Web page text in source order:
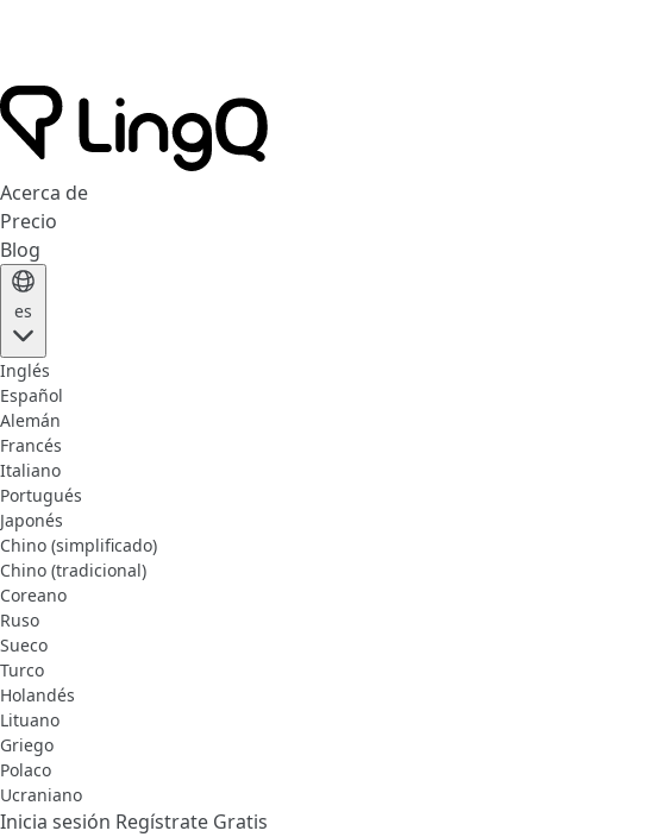
Acerca de
Precio
Blog
es
Inglés
Español
Alemán
Francés
Italiano
Portugués
Japonés
Chino (simplificado)
Chino (tradicional)
Coreano
Ruso
Sueco
Turco
Holandés
Lituano
Griego
Polaco
Ucraniano
Inicia sesión Regístrate Gratis